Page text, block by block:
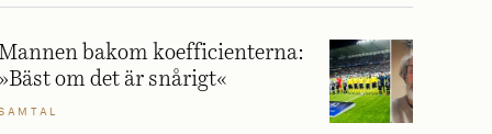
bakom koefficienterna:
»Bäst om det är snårigt«